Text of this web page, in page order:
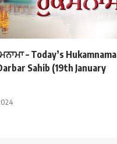
– Today’s Hukamnama
Sahib (19th January